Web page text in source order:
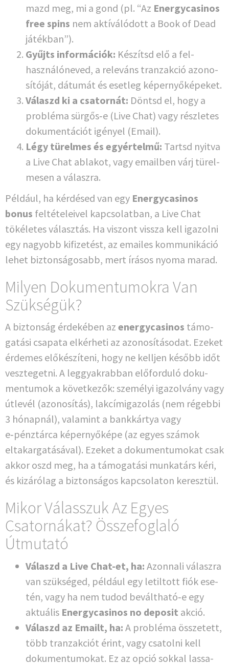
mazd meg, mi a gond (pl. “Az Ener­gy­ca­si­nos
free spins nem aktí­vá­ló­dott a Book of Dead
játékban”).
Gyűjts infor­má­ciók: Kés­zítsd elő a fel­
haszná­ló­ne­ved, a rele­váns tranz­ak­ció azo­no­
sí­tó­ját, dátu­mát és eset­leg képernyőképeket.
Válaszd ki a csa­tornát: Döntsd el, hogy a
pro­b­lé­ma sürgős‑e (Live Chat) vagy részle­tes
doku­men­tá­ciót igé­nyel (Email).
Légy tür­el­mes és egyértel­mű: Tar­tsd nyit­va
a Live Chat abla­kot, vagy email­ben várj tür­el­
me­sen a válaszra.
Példá­ul, ha kérdé­sed van egy Ener­gy­ca­si­nos
bonus fel­té­te­lei­vel kapc­so­lat­ban, a Live Chat
töké­le­tes válasz­tás. Ha vis­zont viss­za kell iga­zol­ni
egy nagyobb kifi­ze­tést, az emai­les kom­mu­ni­ká­ció
lehet bizton­sá­go­sabb, mert írá­sos nyo­ma marad.
Milyen Dokumentumokra Van
Szükségük?
A bizton­ság érde­ké­ben az ener­gy­ca­si­nos támo­
ga­tá­si csa­pa­ta elké­rhe­ti az azo­no­sí­tá­so­dat. Eze­ket
érde­mes elő­kés­zí­te­ni, hogy ne kell­jen később időt
ves­z­te­get­ni. A leg­gya­krab­ban elő­for­du­ló doku­
men­tu­mok a köve­t­ke­zők: sze­mé­lyi iga­zol­vá­ny vagy
útle­vél (azo­no­sí­tás), lak­cí­mi­ga­zolás (nem régeb­bi
3 hónapnál), val­a­mint a bank­kárt­ya vagy
e‑pénztárca képer­nyő­ké­pe (az egyes szá­mok
eltakar­ga­tá­sá­val). Eze­ket a doku­men­tu­mo­kat csak
akkor oszd meg, ha a támo­ga­tá­si munka­társ kéri,
és kizá­rólag a bizton­sá­gos kapc­so­la­ton keresztül.
Mikor Válasszuk Az Egyes
Csatornákat? Összefoglaló
Útmutató
Válaszd a Live Chat-et, ha: Azon­nali válaszra
van szüksé­ged, példá­ul egy letil­tott fiók ese­
tén, vagy ha nem tudod beváltható‑e egy
aktuá­lis Ener­gy­ca­si­nos no depo­sit akció.
Válaszd az Emailt, ha: A pro­b­lé­ma öss­ze­tett,
több tranz­ak­ciót érint, vagy csatol­ni kell
doku­men­tu­mo­kat. Ez az opció sok­kal las­sa­